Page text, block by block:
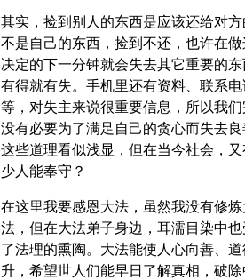
其实，捡到别人的东西是应该还给对方
不是自己的东西，捡到不还，也许在做
决定的下一分钟就会失去其它重要的东
有得就有失。手机里还有资料、联系电
等，对失主来说很重要信息，所以我们
没有必要为了满足自己的贪心而失去良
这些道理看似浅显，但在当今社会，又
少人能奉守？
在这里我要感恩大法，虽然我没有修炼
法，但在大法弟子身边，耳濡目染中也
了法理的熏陶。大法能使人心向善、道
升，希望世人们能早日了解真相，破除